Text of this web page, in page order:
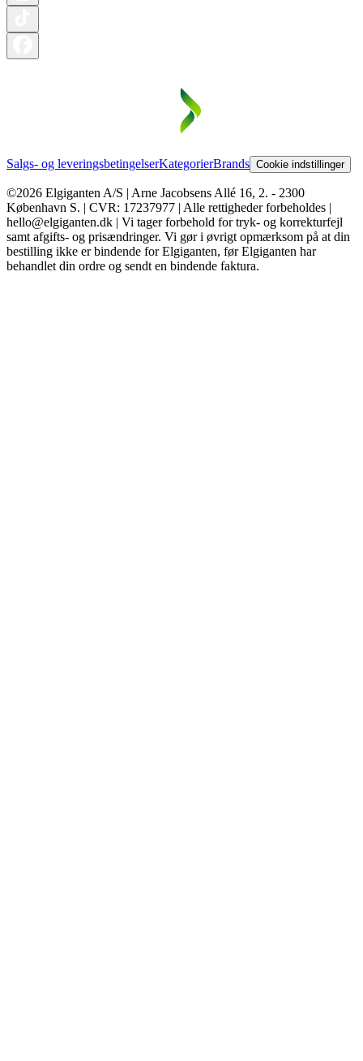
Salgs- og leveringsbetingelserKategorierBrands Cookie indstillinger
©2026 Elgiganten A/S | Arne Jacobsens Allé 16, 2. - 2300
København S. | CVR: 17237977 | Alle rettigheder forbeholdes |
hello@elgiganten.dk | Vi tager forbehold for tryk- og korrekturfejl
samt afgifts- og prisændringer. Vi gør i øvrigt opmærksom på at din
bestilling ikke er bindende for Elgiganten, før Elgiganten har
behandlet din ordre og sendt en bindende faktura.